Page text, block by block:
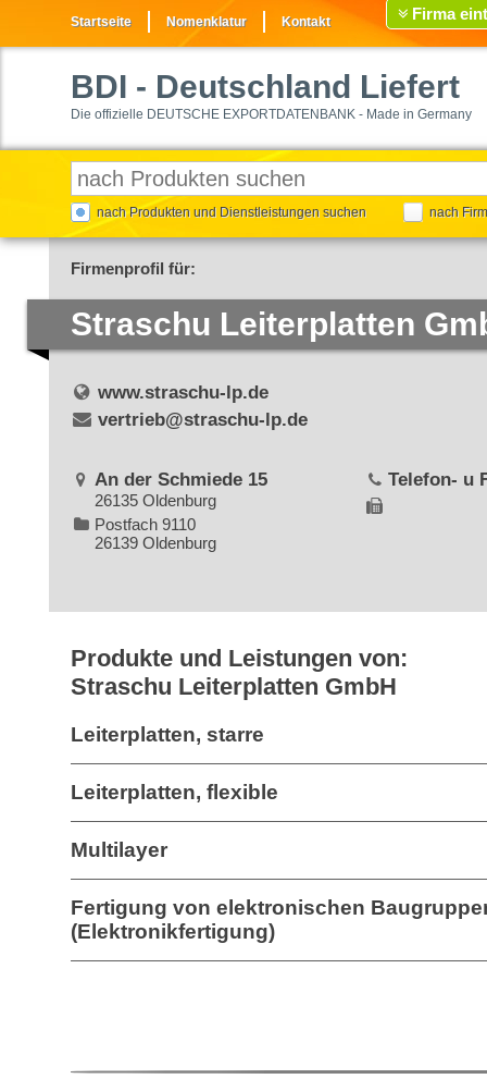
Startseite Nomenklatur Kontakt Firma
BDI - Deutschland Liefert
Die offizielle DEUTSCHE EXPORTDATENBANK - Made in Germany
nach Produkten und Dienstleistungen suchen nach
Firmenprofil für:
Straschu Leiterplatten
www.straschu-lp.de
vertrieb@straschu-lp.de
An der Schmiede 15
26135 Oldenburg
Postfach 9110
26139 Oldenburg
Telefon- u
Produkte und Leistungen von:
Straschu Leiterplatten GmbH
Leiterplatten, starre
Leiterplatten, flexible
Multilayer
Fertigung von elektronischen
(Elektronikfertigung)